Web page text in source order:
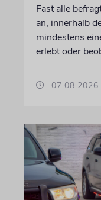
Fast alle
an, innerhalb
mindestens
erlebt oder
07.08.2026